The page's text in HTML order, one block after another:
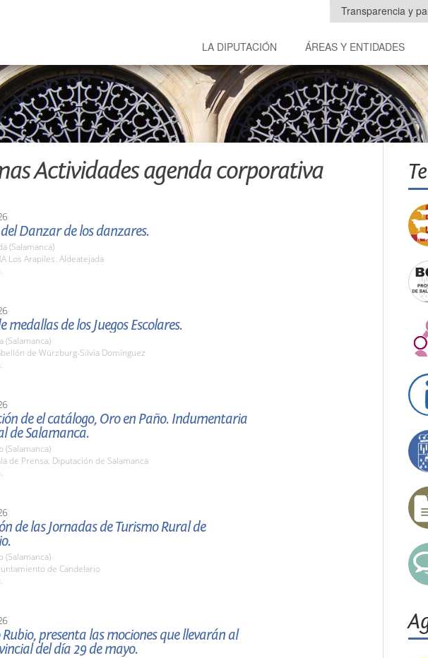
Transparencia y
LA DIPUTACIÓN ÁREAS Y ENTIDADES
Actividades agenda corporativa
Danzar de los danzares.
(Salamanca)
Los Arapiles. Aldeatejada
medallas de los Juegos Escolares.
(Salamanca)
de Würzburg-Silvia Domínguez
de el catálogo, Oro en Paño. Indumentaria
de Salamanca.
(Salamanca)
de Prensa. Diputación de Salamanca
de las Jornadas de Turismo Rural de
(Salamanca)
de Candelario
presenta las mociones que llevarán al
del día 29 de mayo.